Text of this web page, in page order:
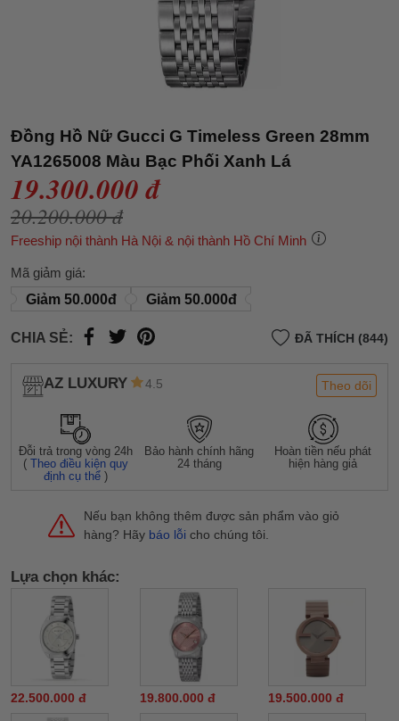
Đồng Hồ Nữ Gucci G Timeless Green 28mm
YA1265008 Màu Bạc Phối Xanh Lá
19.300.000 đ
20.200.000 đ
Freeship nội thành Hà Nội & nội thành Hồ Chí Minh
Mã giảm giá:
Giảm 50.000đ
Giảm 50.000đ
CHIA SẺ: ĐÃ THÍCH (844)
AZ LUXURY 4.5 Theo dõi
Đỗi trả trong vòng 24h
(Theo điều kiện quy
định cụ thể )
Bảo hành chính hãng
24 tháng
Hoàn tiền nếu phát
hiện hàng giả
Nếu bạn không thêm được sản phẩm vào giỏ
hàng? Hãy báo lỗi cho chúng tôi.
Lựa chọn khác:
22.500.000 đ 19.800.000 đ 19.500.000 đ